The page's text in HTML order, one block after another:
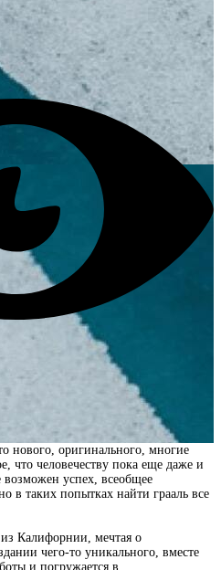
нового, оригинального, многие
что человечеству пока еще даже и
возможен успех, всеобщее
в таких попытках найти грааль все
Калифорнии, мечтая о
чего-то уникального, вместе
и погружается в